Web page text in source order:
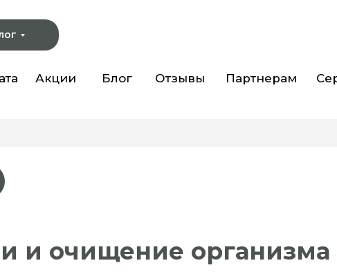
Акции Отзывы Партнерам
Блог
и очищение